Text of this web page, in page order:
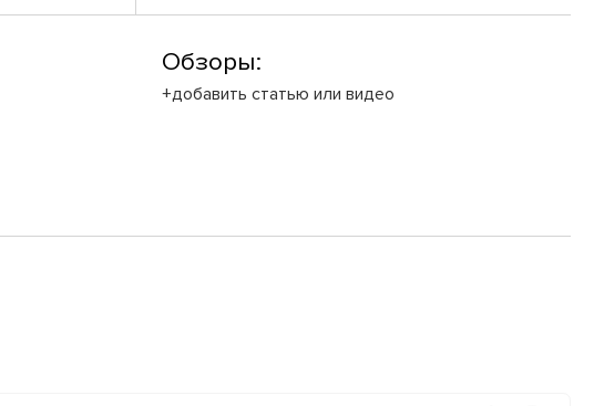
Обзоры:
+добавить статью или видео